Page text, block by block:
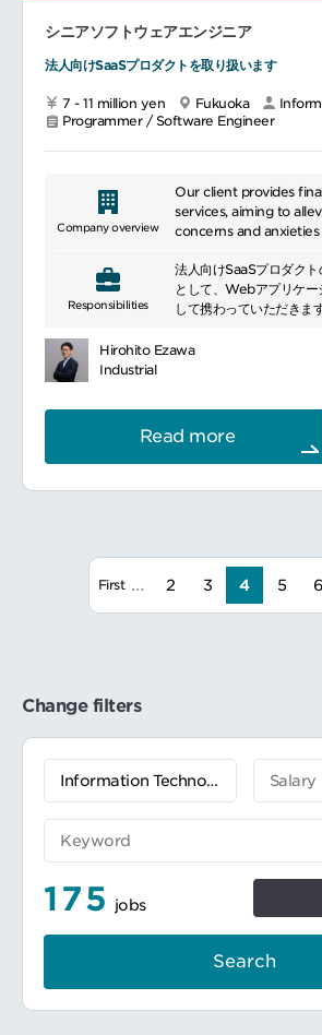
シニアソフトウェアエンジニア
法人向けSaaSプロダクトを取り扱います
7 - 11 million yen Fukuoka
Programmer / Software Engineer
Company overview
Our client provides
services, aiming to
concerns and
technology, and
"money platform" for
main services include
management for
offer cloud services
payment services.
Responsibilities
法人向けSaaSプロダク
として、Webアプリケー
して携わっていただきます
使用ツール：
CI/CD：CircleCI、
CodeBuild、Github
開発環境:Vagrant、
Enterprise
セキュリティ・自動化：
Burp Suite、Sider（
VAddy、Dockle、Trivy
Hirohito Ezawa
Industrial
Read more
First … 2 3 4 5 6
Change filters
175 jobs
Search